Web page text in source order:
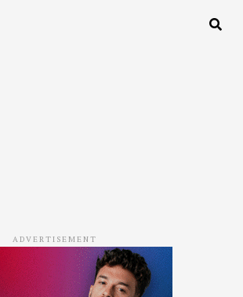
ADVERTISEMENT